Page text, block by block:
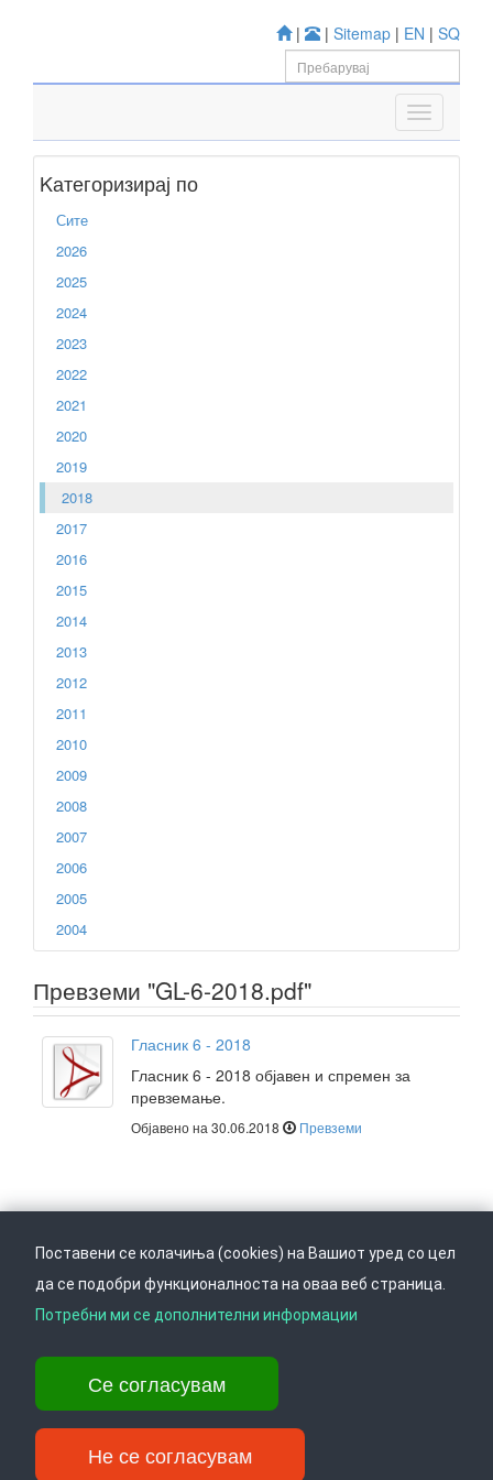
| | Sitemap | EN | SQ
Kатегоризирај по
Сите
2026
2025
2024
2023
2022
2021
2020
2019
2018
2017
2016
2015
2014
2013
2012
2011
2010
2009
2008
2007
2006
2005
2004
Превземи "GL-6-2018.pdf"
Гласник 6 - 2018
Гласник 6 - 2018 објавен и спремен за
превземање.
Објавено на 30.06.2018 Превземи
Врати се горе Следете не на
Ул. Даме Груев 14, Катна гаража Беко на 1-виот кат, 1000 Скопје,
Тел: +389 2 3103 601 (641), Факс: +389 2 3137 149 |
info@ippo.gov.mk
Поставени се колачиња (cookies) на Вашиот уред со цел
да се подобри функционалноста на оваа веб страница.
Потребни ми се дополнителни информации
Се согласувам
Не се согласувам